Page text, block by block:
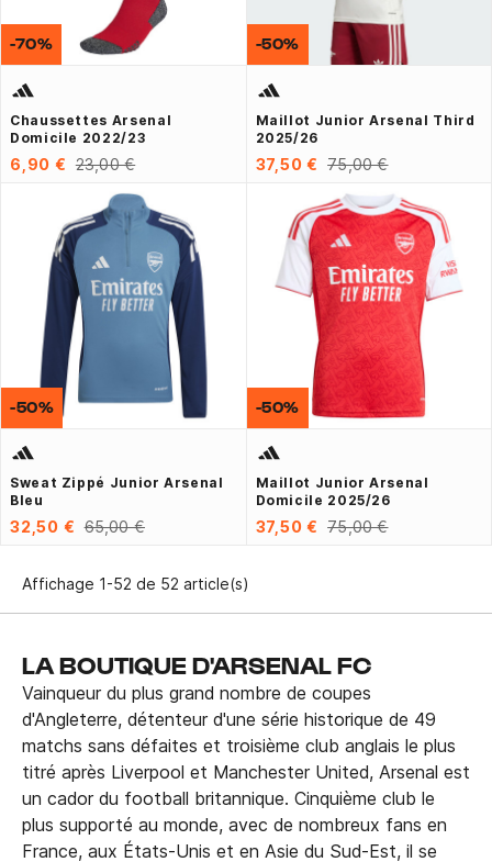
Chaussettes Arsenal
Domicile 2022/23
6,90 € 23,00 €
-70%
Maillot Junior Arsenal Third
2025/26
37,50 € 75,00 €
-50%
Sweat Zippé Junior Arsenal
Bleu
32,50 € 65,00 €
-50%
Maillot Junior Arsenal
Domicile 2025/26
37,50 € 75,00 €
-50%
Affichage 1-52 de 52 article(s)
LA BOUTIQUE D'ARSENAL FC
Vainqueur du plus grand nombre de coupes
d'Angleterre, détenteur d'une série historique de 49
matchs sans défaites et troisième club anglais le plus
titré après Liverpool et Manchester United, Arsenal est
un cador du football britannique. Cinquième club le
plus supporté au monde, avec de nombreux fans en
France, aux États-Unis et en Asie du Sud-Est, il se